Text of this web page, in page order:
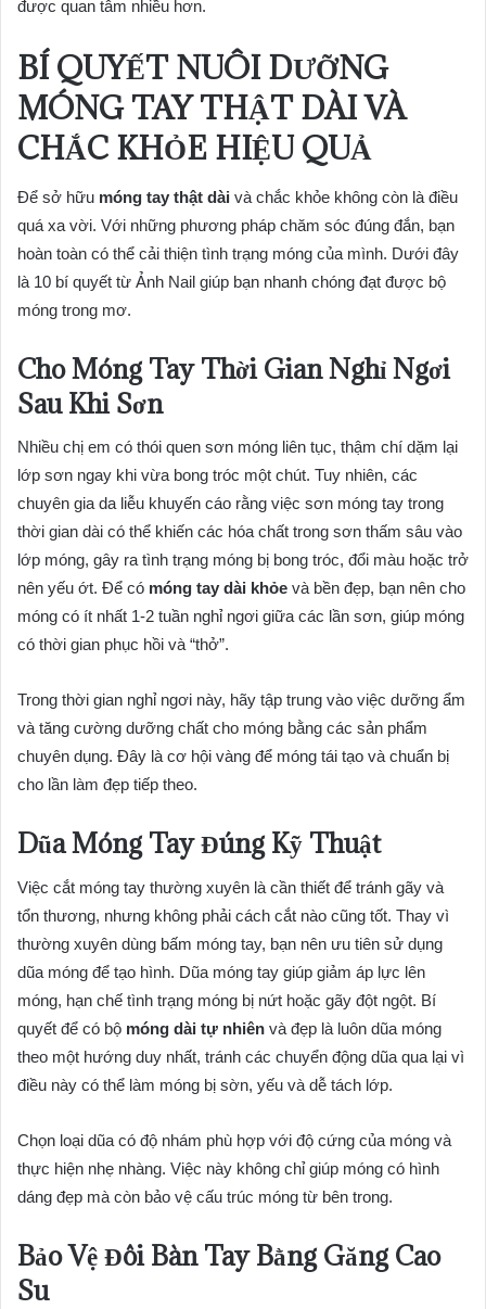
được quan tâm nhiều hơn.
BÍ QUYẾT NUÔI DƯỠNG
MÓNG TAY THẬT DÀI VÀ
CHẮC KHỎE HIỆU QUẢ
Để sở hữu móng tay thật dài và chắc khỏe không còn là điều
quá xa vời. Với những phương pháp chăm sóc đúng đắn, bạn
hoàn toàn có thể cải thiện tình trạng móng của mình. Dưới đây
là 10 bí quyết từ Ảnh Nail giúp bạn nhanh chóng đạt được bộ
móng trong mơ.
Cho Móng Tay Thời Gian Nghỉ Ngơi
Sau Khi Sơn
Nhiều chị em có thói quen sơn móng liên tục, thậm chí dặm lại
lớp sơn ngay khi vừa bong tróc một chút. Tuy nhiên, các
chuyên gia da liễu khuyến cáo rằng việc sơn móng tay trong
thời gian dài có thể khiến các hóa chất trong sơn thấm sâu vào
lớp móng, gây ra tình trạng móng bị bong tróc, đổi màu hoặc trở
nên yếu ớt. Để có móng tay dài khỏe và bền đẹp, bạn nên cho
móng có ít nhất 1-2 tuần nghỉ ngơi giữa các lần sơn, giúp móng
có thời gian phục hồi và “thở”.
Trong thời gian nghỉ ngơi này, hãy tập trung vào việc dưỡng ẩm
và tăng cường dưỡng chất cho móng bằng các sản phẩm
chuyên dụng. Đây là cơ hội vàng để móng tái tạo và chuẩn bị
cho lần làm đẹp tiếp theo.
Dũa Móng Tay Đúng Kỹ Thuật
Việc cắt móng tay thường xuyên là cần thiết để tránh gãy và
tổn thương, nhưng không phải cách cắt nào cũng tốt. Thay vì
thường xuyên dùng bấm móng tay, bạn nên ưu tiên sử dụng
dũa móng để tạo hình. Dũa móng tay giúp giảm áp lực lên
móng, hạn chế tình trạng móng bị nứt hoặc gãy đột ngột. Bí
quyết để có bộ móng dài tự nhiên và đẹp là luôn dũa móng
theo một hướng duy nhất, tránh các chuyển động dũa qua lại vì
điều này có thể làm móng bị sờn, yếu và dễ tách lớp.
Chọn loại dũa có độ nhám phù hợp với độ cứng của móng và
thực hiện nhẹ nhàng. Việc này không chỉ giúp móng có hình
dáng đẹp mà còn bảo vệ cấu trúc móng từ bên trong.
Bảo Vệ Đôi Bàn Tay Bằng Găng Cao
Su